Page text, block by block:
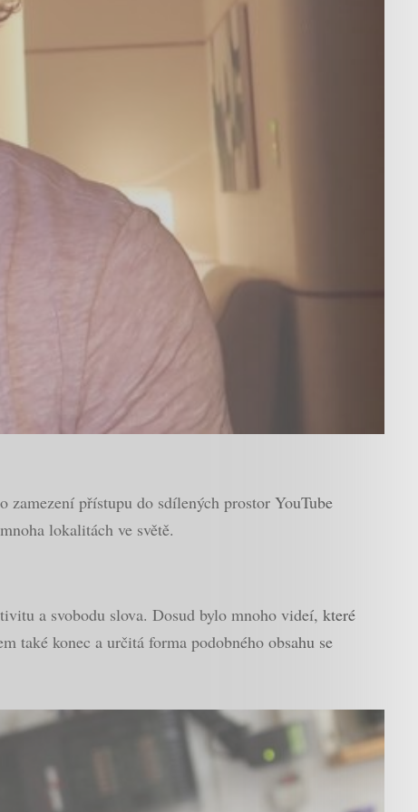
přístupu do sdílených prostor YouTube
lokalitách ve světě.
a svobodu slova. Dosud bylo mnoho videí, které
také konec a určitá forma podobného obsahu se